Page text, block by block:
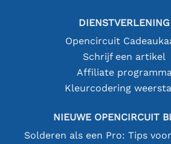
DIENSTVERLENING
Opencircuit
Schrijf een artikel
Affiliate programma
Kleurcodering
NIEUWE OPENCIRCUIT